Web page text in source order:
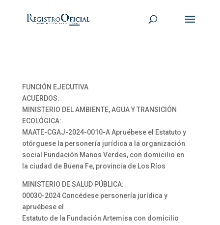
FUNCIÓN EJECUTIVA
ACUERDOS:
MINISTERIO DEL AMBIENTE, AGUA Y TRANSICIÓN
ECOLÓGICA:
MAATE-CGAJ-2024-0010-A Apruébese el Estatuto y
otórguese la personería jurídica a la organización
social Fundación Manos Verdes, con domicilio en
la ciudad de Buena Fe, provincia de Los Ríos
MINISTERIO DE SALUD PÚBLICA:
00030-2024 Concédese personería jurídica y
apruébese el
Estatuto de la Fundación Artemisa con domicilio